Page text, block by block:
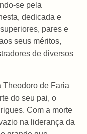
se pela
dedicada e
pares e
seus méritos,
de diversos
Theodoro de Faria
do seu pai, o
Com a morte
na liderança da